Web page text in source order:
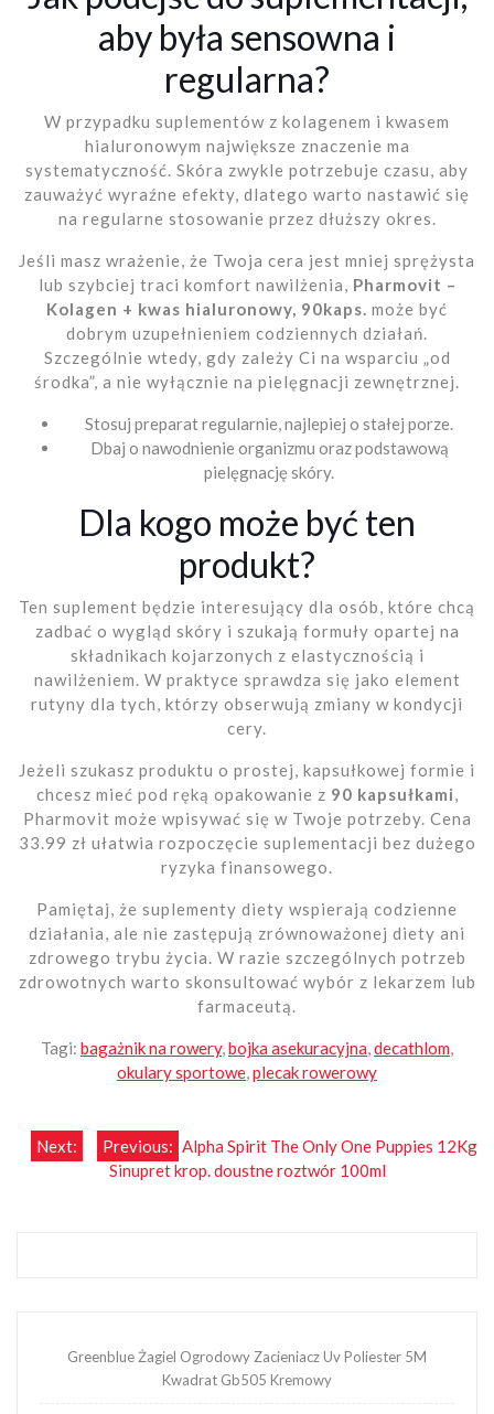
aby była sensowna i
regularna?
W przypadku suplementów z kolagenem i kwasem
hialuronowym największe znaczenie ma
systematyczność. Skóra zwykle potrzebuje czasu, aby
zauważyć wyraźne efekty, dlatego warto nastawić się
na regularne stosowanie przez dłuższy okres.
Jeśli masz wrażenie, że Twoja cera jest mniej sprężysta
lub szybciej traci komfort nawilżenia, Pharmovit –
Kolagen + kwas hialuronowy, 90kaps. może być
dobrym uzupełnieniem codziennych działań.
Szczególnie wtedy, gdy zależy Ci na wsparciu „od
środka”, a nie wyłącznie na pielęgnacji zewnętrznej.
Stosuj preparat regularnie, najlepiej o stałej porze.
Dbaj o nawodnienie organizmu oraz podstawową
pielęgnację skóry.
Dla kogo może być ten
produkt?
Ten suplement będzie interesujący dla osób, które chcą
zadbać o wygląd skóry i szukają formuły opartej na
składnikach kojarzonych z elastycznością i
nawilżeniem. W praktyce sprawdza się jako element
rutyny dla tych, którzy obserwują zmiany w kondycji
cery.
Jeżeli szukasz produktu o prostej, kapsułkowej formie i
chcesz mieć pod ręką opakowanie z 90 kapsułkami,
Pharmovit może wpisywać się w Twoje potrzeby. Cena
33.99 zł ułatwia rozpoczęcie suplementacji bez dużego
ryzyka finansowego.
Pamiętaj, że suplementy diety wspierają codzienne
działania, ale nie zastępują zrównoważonej diety ani
zdrowego trybu życia. W razie szczególnych potrzeb
zdrowotnych warto skonsultować wybór z lekarzem lub
farmaceutą.
Tagi: bagażnik na rowery,bojka asekuracyjna,decathlom,
okulary sportowe,plecak rowerowy
Nawigacja
Previous: Alpha Spirit The Only One Puppies 12Kg
Next:
Sinupret krop. doustne roztwór 100ml
Greenblue Żagiel Ogrodowy Zacieniacz Uv Poliester 5M
Kwadrat Gb505 Kremowy